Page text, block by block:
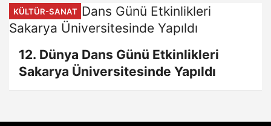
KÜLTÜR-SANAT
12. Dünya Dans Günü Etkinlikleri
Sakarya Üniversitesinde Yapıldı